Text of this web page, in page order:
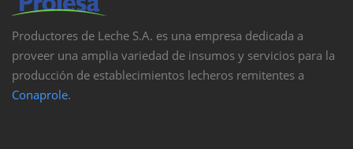
Productores de Leche S.A. es una empresa dedicada a
proveer una amplia variedad de insumos y servicios para la
producción de establecimientos lecheros remitentes a
Conaprole.